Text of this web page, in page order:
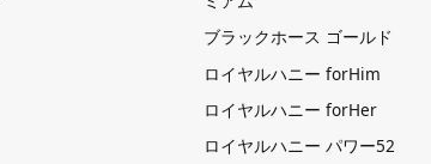
ブラックホース ゴールド
ロイヤルハニー forHim
ロイヤルハニー forHer
ロイヤルハニー パワー52